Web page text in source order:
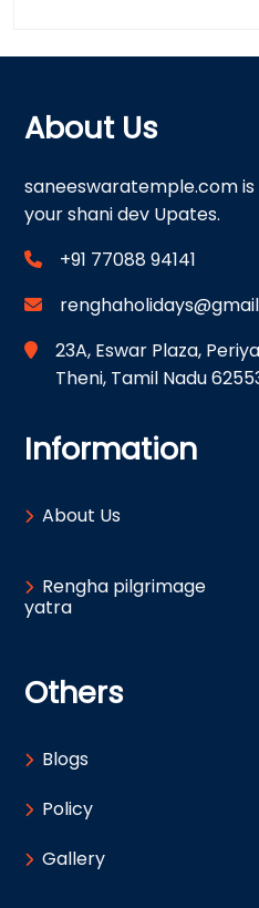
About Us
saneeswaratemple.com
your shani dev Upates.
+91 77088 94141
23A, Eswar Plaza,
Theni, Tamil Nadu
Information
About Us
Rengha pilgrimage
yatra
Others
Blogs
Policy
Gallery